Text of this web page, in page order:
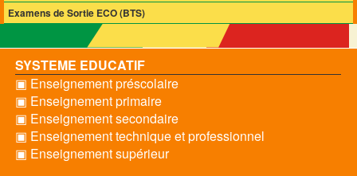
Examens de Sortie ECO (BTS)
SYSTEME EDUCATIF
▣ Enseignement préscolaire
▣ Enseignement primaire
▣ Enseignement secondaire
▣ Enseignement technique et professionnel
▣ Enseignement supérieur